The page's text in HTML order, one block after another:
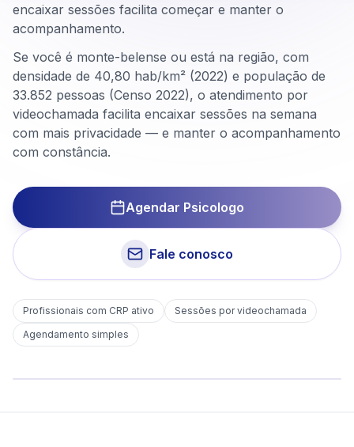
encaixar sessões facilita começar e manter o
acompanhamento.
Se você é monte-belense ou está na região, com
densidade de 40,80 hab/km² (2022) e população de
33.852 pessoas (Censo 2022), o atendimento por
videochamada facilita encaixar sessões na semana
com mais privacidade — e manter o acompanhamento
com constância.
Agendar Psicologo
Fale conosco
Profissionais com CRP ativo
Sessões por videochamada
Agendamento simples